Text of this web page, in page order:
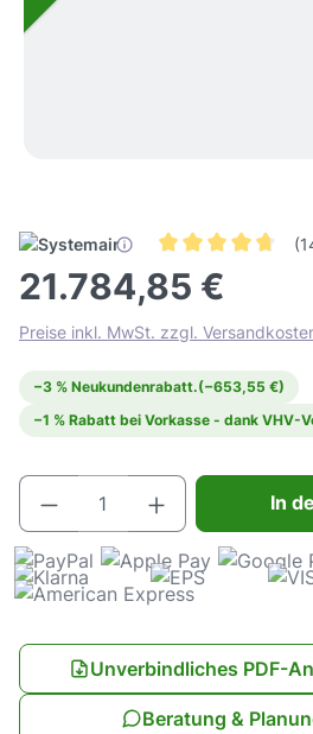
Durchschnittliche
21.784,85 €
Preise inkl. MwSt. zzgl.
−3 % Neukundenrabatt.(−653,55 €)
−1 % Rabatt bei Vorkasse - dank
Produkt
In
Unverbindliches PDF-
Beratung &